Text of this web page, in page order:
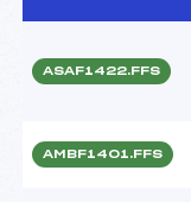
ASAF1422.FFS
AMBF1401.FFS